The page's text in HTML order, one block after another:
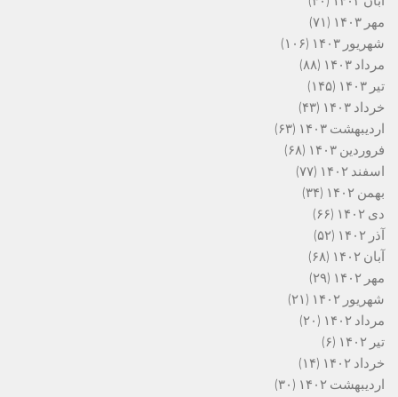
مهر ۱۴۰۳
(۷۱)
شهریور ۱۴۰۳
(۱۰۶)
مرداد ۱۴۰۳
(۸۸)
تیر ۱۴۰۳
(۱۴۵)
خرداد ۱۴۰۳
(۴۳)
اردیبهشت ۱۴۰۳
(۶۳)
فروردین ۱۴۰۳
(۶۸)
اسفند ۱۴۰۲
(۷۷)
بهمن ۱۴۰۲
(۳۴)
دی ۱۴۰۲
(۶۶)
آذر ۱۴۰۲
(۵۲)
آبان ۱۴۰۲
(۶۸)
مهر ۱۴۰۲
(۲۹)
شهریور ۱۴۰۲
(۲۱)
مرداد ۱۴۰۲
(۲۰)
تیر ۱۴۰۲
(۶)
خرداد ۱۴۰۲
(۱۴)
اردیبهشت ۱۴۰۲
(۳۰)